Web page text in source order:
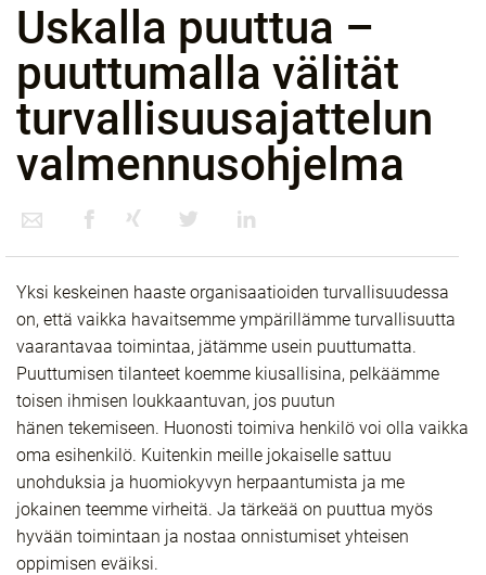
Uskalla puuttua –
puuttumalla välität
turvallisuusajattelun
valmennusohjelma​ ​ ​
Yksi keskeinen haaste organisaatioiden turvallisuudessa
on, että vaikka havaitsemme ympärillämme turvallisuutta
vaarantavaa toimintaa, jätämme usein puuttumatta.
Puuttumisen tilanteet koemme kiusallisina, pelkäämme
toisen ihmisen loukkaantuvan, jos puutun
hänen tekemiseen. Huonosti toimiva henkilö voi olla vaikka
oma esihenkilö. Kuitenkin meille jokaiselle sattuu
unohduksia ja huomiokyvyn herpaantumista ja me
jokainen teemme virheitä. Ja tärkeää on puuttua myös
hyvään toimintaan ja nostaa onnistumiset yhteisen
oppimisen eväiksi.